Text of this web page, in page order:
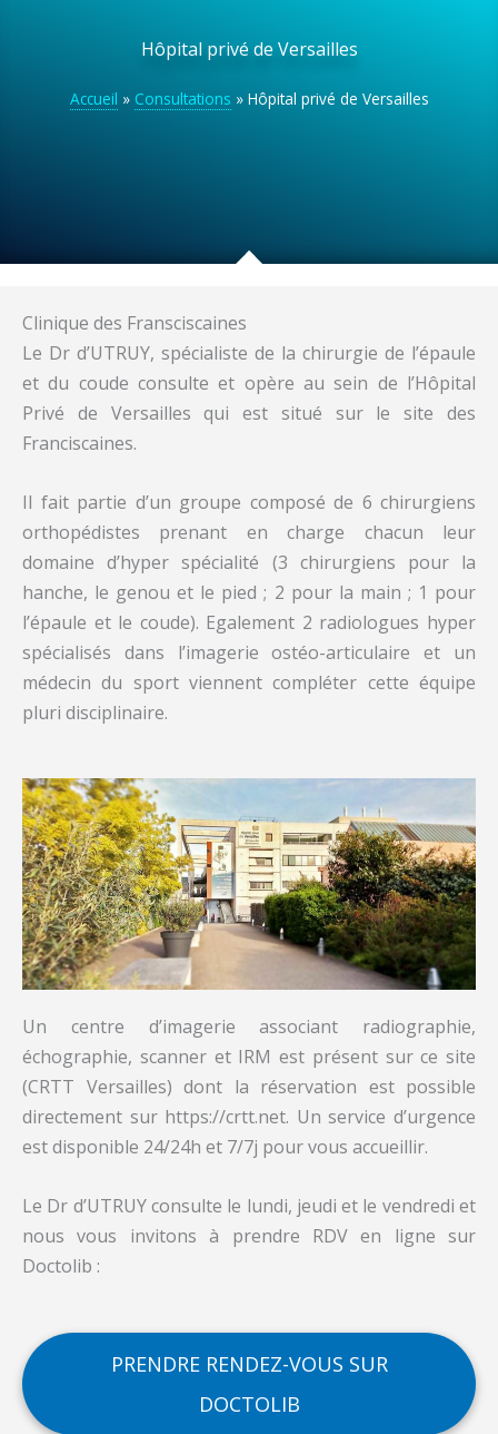
Hôpital privé de Versailles
Accueil » Consultations » Hôpital privé de Versailles
Clinique des Fransciscaines
Le Dr d’UTRUY, spécialiste de la chirurgie de l’épaule
et du coude consulte et opère au sein de l’Hôpital
Privé de Versailles qui est situé sur le site des
Franciscaines.
Il fait partie d’un groupe composé de 6 chirurgiens
orthopédistes prenant en charge chacun leur
domaine d’hyper spécialité (3 chirurgiens pour la
hanche, le genou et le pied ; 2 pour la main ; 1 pour
l’épaule et le coude). Egalement 2 radiologues hyper
spécialisés dans l’imagerie ostéo-articulaire et un
médecin du sport viennent compléter cette équipe
pluri disciplinaire.
Un centre d’imagerie associant radiographie,
échographie, scanner et IRM est présent sur ce site
(CRTT Versailles) dont la réservation est possible
directement sur https://crtt.net. Un service d’urgence
est disponible 24/24h et 7/7j pour vous accueillir.
Le Dr d’UTRUY consulte le lundi, jeudi et le vendredi et
nous vous invitons à prendre RDV en ligne sur
Doctolib :
PRENDRE RENDEZ-VOUS SUR
DOCTOLIB